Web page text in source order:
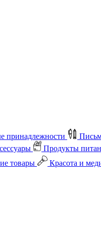
принадлежности
Продукты
товары Красота и